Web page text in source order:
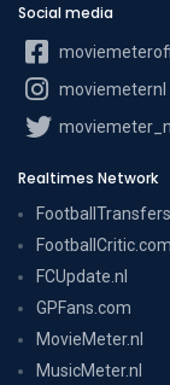
Social media
moviemeternl
moviemeter_nl
Realtimes Network
FootballCritic.com
FCUpdate.nl
GPFans.com
MovieMeter.nl
MusicMeter.nl